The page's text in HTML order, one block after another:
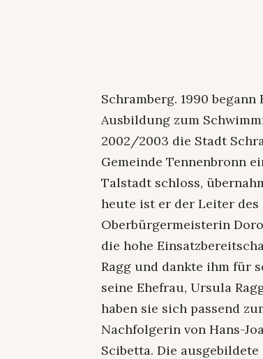
Schramberg. 1990
Ausbildung zum
2002/2003 die Stadt
Gemeinde Tennenbronn
Talstadt schloss,
heute ist er der Leiter des
Oberbürgermeisterin
die hohe
Ragg und dankte ihm für
seine Ehefrau, Ursula
haben sie sich passend
Nachfolgerin von Hans-
Scibetta. Die